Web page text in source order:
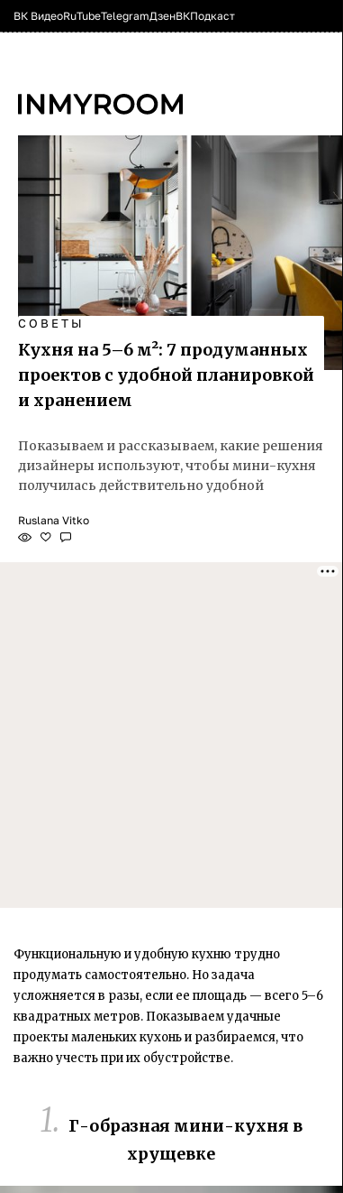
ВК ВидеоRuTubeTelegramДзенВКПодкаст
СОВЕТЫ
Кухня на 5–6 м²: 7 продуманных
проектов с удобной планировкой
и хранением
Показываем и рассказываем, какие решения
дизайнеры используют, чтобы мини-кухня
получилась действительно удобной
Ruslana Vitko
Функциональную и удобную кухню трудно
продумать самостоятельно. Но задача
усложняется в разы, если ее площадь — всего 5–6
квадратных метров. Показываем удачные
проекты маленьких кухонь и разбираемся, что
важно учесть при их обустройстве.
Г-образная мини-кухня в
хрущевке